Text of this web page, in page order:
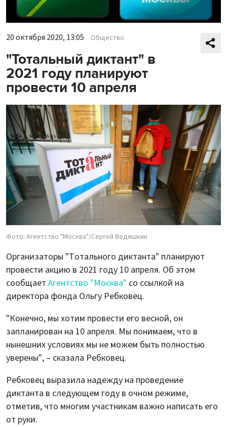
20 октября 2020, 13:05 Общество
"Тотальный диктант" в
2021 году планируют
провести 10 апреля
Фото: Агентство "Москва"/Сергей Ведяшкин
Организаторы "Тотального диктанта" планируют
провести акцию в 2021 году 10 апреля. Об этом
сообщает Агентство "Москва" со ссылкой на
директора фонда Ольгу Ребковец.
"Конечно, мы хотим провести его весной, он
запланирован на 10 апреля. Мы понимаем, что в
нынешних условиях мы не можем быть полностью
уверены", – сказала Ребковец.
Ребковец выразила надежду на проведение
диктанта в следующем году в очном режиме,
отметив, что многим участникам важно написать его
от руки.